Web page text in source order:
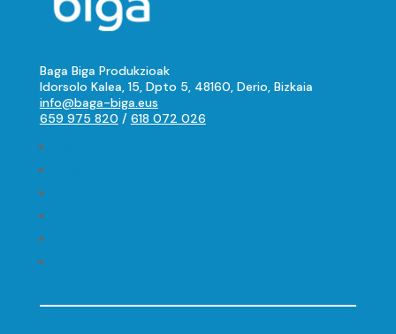
Baga Biga Produkzioak
Idorsolo Kalea, 15, Dpto 5, 48160, Derio, Bizkaia
info@baga-biga.eus
659 975 820 / 618 072 026